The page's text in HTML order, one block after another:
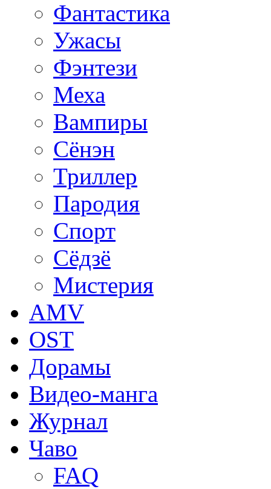
Фантастика
Ужасы
Фэнтези
Меха
Вампиры
Сёнэн
Триллер
Пародия
Спорт
Сёдзё
Мистерия
AMV
OST
Дорамы
Видео-манга
Журнал
Чаво
FAQ